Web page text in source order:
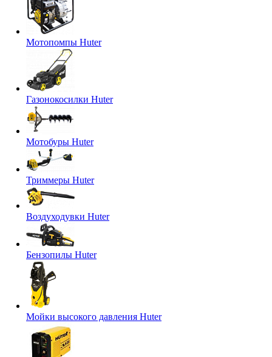
Мотопомпы Huter
Газонокосилки Huter
Мотобуры Huter
Триммеры Huter
Воздуходувки Huter
Бензопилы Huter
Мойки высокого давления Huter